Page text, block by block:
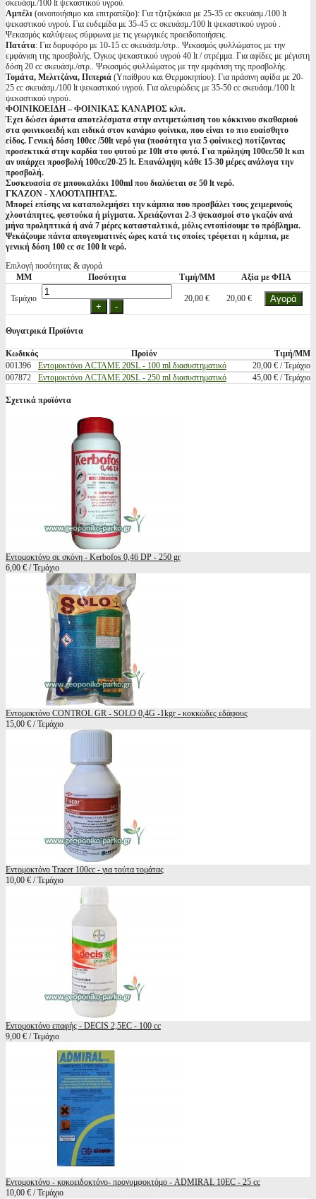
σκευάσμ./100 lt ψεκαστικού υγρού.
Αμπέλι (οινοποιήσιμο και επιτραπέζιο): Για τζιτζικάκια με 25-35 cc σκευάσμ./100 lt
ψεκαστικού υγρού. Για ευδεμίδα με 35-45 cc σκευάσμ./100 lt ψεκαστικού υγρού .
Ψεκασμός καλύψεως σύμφωνα με τις γεωργικές προειδοποιήσεις.
Πατάτα: Για δορυφόρο με 10-15 cc σκευάσμ./στρ.. Ψεκασμός φυλλώματος με την
εμφάνιση της προσβολής. Όγκος ψεκαστικού υγρού 40 lt / στρέμμα. Για αφίδες με μέγιστη
δόση 20 cc σκευάσμ./στρ.. Ψεκασμός φυλλώματος με την εμφάνιση της προσβολής.
Τομάτα, Μελιτζάνα, Πιπεριά (Υπαίθρου και Θερμοκηπίου): Για πράσινη αφίδα με 20-
25 cc σκευάσμ./100 lt ψεκαστικού υγρού. Για αλευρώδεις με 35-50 cc σκευάσμ./100 lt
ψεκαστικού υγρού.
ΦΟΙΝΙΚΟΕΙΔΗ – ΦΟΙΝΙΚΑΣ ΚΑΝΑΡΙΟΣ κλπ.
Έχει δώσει άριστα αποτελέσματα στην αντιμετώπιση του κόκκινου σκαθαριού
στα φοινικοειδή και ειδικά στον κανάριο φοίνικα, που είναι το πιο ευαίσθητο
είδος. Γενική δόση 100cc /50lt νερό για (ποσότητα για 5 φοίνικες) ποτίζοντας
προσεκτικά στην καρδία του φυτού με 10lt στο φυτό. Για πρόληψη 100cc/50 lt και
αν υπάρχει προσβολή 100cc/20-25 lt. Επανάληψη κάθε 15-30 μέρες ανάλογα την
προσβολή.
Συσκευασία σε μπουκαλάκι 100ml που διαλύεται σε 50 lt νερό.
ΓΚΑΖΟΝ - ΧΛΟΟΤΑΠΗΤΑΣ.
Μπορεί επίσης να καταπολεμήσει την κάμπια που προσβάλει τους χειμερινούς
χλοοτάπητες, φεστούκα ή μίγματα. Χρειάζονται 2-3 ψεκασμοί στο γκαζόν ανά
μήνα προληπτικά ή ανά 7 μέρες κατασταλτικά, μόλις εντοπίσουμε το πρόβλημα.
Ψεκάζουμε πάντα απογευματινές ώρες κατά τις οποίες τρέφεται η κάμπια, με
γενική δόση 100 cc σε 100 lt νερό.
Επιλογή ποσότητας & αγορά
ΜΜ
Ποσότητα Τιμή/ΜΜ Αξία με ΦΠΑ
Τεμάχιο 20,00 € 20,00 €
Θυγατρικά Προϊόντα
Κωδικός Προϊόν
Τιμή/ΜΜ
001396
Εντομοκτόνο ACTAME 20SL - 100 ml διασυστηματικό
20,00 € / Τεμάχιο
007872
Εντομοκτόνο ACTAME 20SL - 250 ml διασυστηματικό 45,00 € / Τεμάχιο
Σχετικά προϊόντα
Εντομοκτόνο σε σκόνη - Kerbofos 0,46 DP - 250 gr
6,00 € / Τεμάχιο
Εντομοκτόνο CONTROL GR - SOLO 0,4G -1kgr - κοκκώδες εδάφους
15,00 € / Τεμάχιο
Εντομοκτόνο Tracer 100cc - για τούτα τομάτας
10,00 € / Τεμάχιο
Εντομοκτόνο επαφής - DECIS 2,5EC - 100 cc
9,00 € / Τεμάχιο
Εντομοκτόνο - κοκοειδοκτόνο- προνυμφοκτόμο - ADMIRAL 10EC - 25 cc
10,00 € / Τεμάχιο